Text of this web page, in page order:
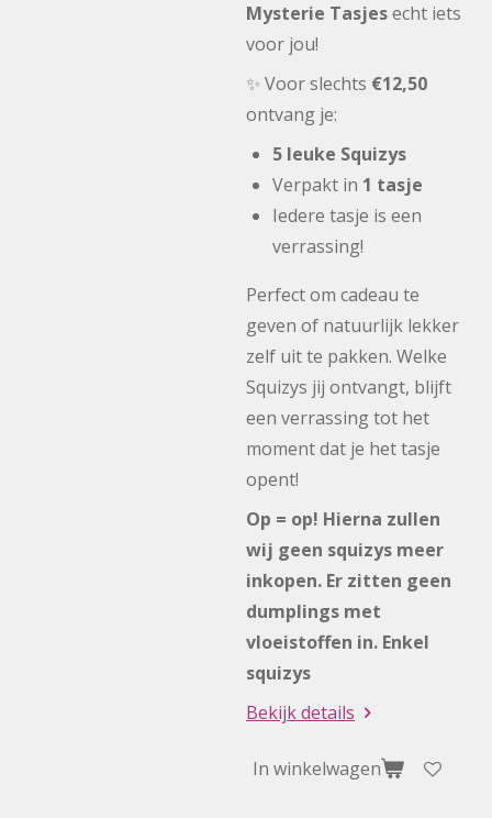
Mysterie Tasjesecht iets
voor jou!
✨ Voor slechts €12,50
ontvang je:
5 leuke Squizys
Verpakt in 1 tasje
Iedere tasje is een
verrassing!
Perfect om cadeau te
geven of natuurlijk lekker
zelf uit te pakken. Welke
Squizys jij ontvangt, blijft
een verrassing tot het
moment dat je het tasje
opent!
Op = op! Hierna zullen
wij geen squizys meer
inkopen. Er zitten geen
dumplings met
vloeistoffen in. Enkel
squizys
Bekijk details
In winkelwagen